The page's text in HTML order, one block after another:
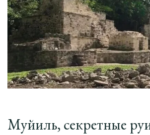
Муйиль, секретные